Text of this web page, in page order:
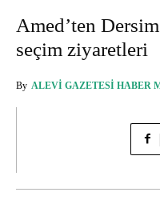
Amed’ten
seçim ziyaretleri
By ALEVI GAZETESI HABER